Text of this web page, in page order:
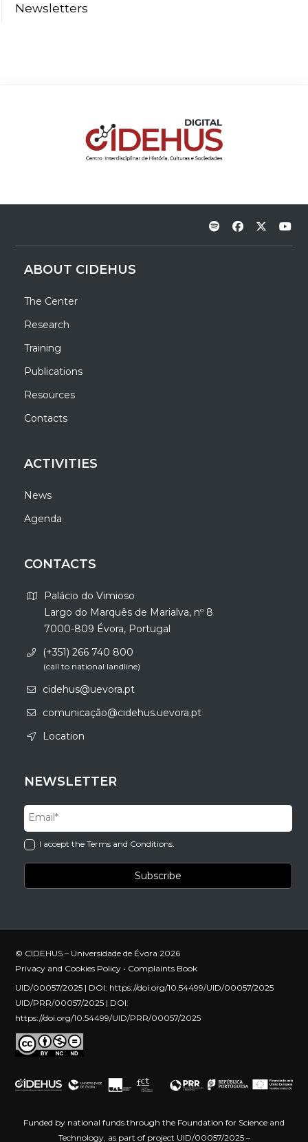
Newsletters
ABOUT CIDEHUS
The Center
Research
Training
Publications
Resources
Contacts
ACTIVITIES
News
Agenda
CONTACTS
Palácio do Vimioso
Largo do Marquês de Marialva, nº 8
7000-809 Évora, Portugal
(+351) 266 740 800
(call to national landline)
cidehus@uevora.pt
comunicação@cidehus.uevora.pt
Location
NEWSLETTER
I accept the Terms and Conditions.
© CIDEHUS – Universidade de Évora 2026
Privacy and Cookies Policy • Complaints Book
UID/00057/2025 | DOI: https://doi.org/10.54499/UID/00057/2025
UID/PRR/00057/2025 | DOI:
https://doi.org/10.54499/UID/PRR/00057/2025
Funded by national funds through the Foundation for Science and
Technology, as part of project UID/00057/2025 –